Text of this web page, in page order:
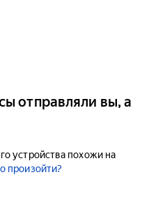
отправляли вы, а
устройства похожи на
произойти?